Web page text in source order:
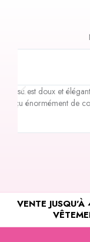
J’avais peur de
accompagnée du
professionnalisme.
VENTE